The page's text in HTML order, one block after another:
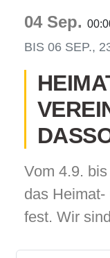
04 Sep.
BIS 06 SEP.,
Vom 4.9.
das
fest. Wir